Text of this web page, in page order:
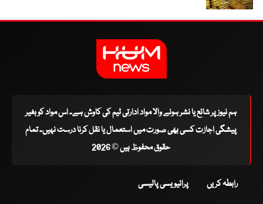
ہم نیوز پر شائع یا نشر ہونے والا مواد ادارتی ٹیم کی کاوش ہے۔ اس مواد کو بغیر
پیشگی اجازت کسی بھی صورت میں استعمال یا نقل کرنا درست نہیں۔ تمام
حقوق محفوظ ہیں © 2026
رابطہ کریں پرائیویسی پالیسی